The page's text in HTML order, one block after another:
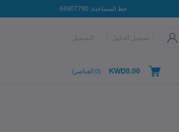
خط المساعدة: 66907790
تسجيل الدخول التسجيل
KWD0.00
(
0 العناصر)